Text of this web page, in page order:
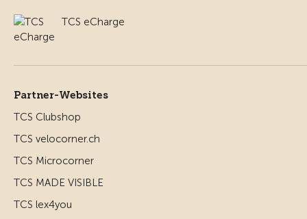
TCS eCharge
Partner-Websites
TCS Clubshop
TCS velocorner.ch
TCS Microcorner
TCS MADE VISIBLE
TCS lex4you